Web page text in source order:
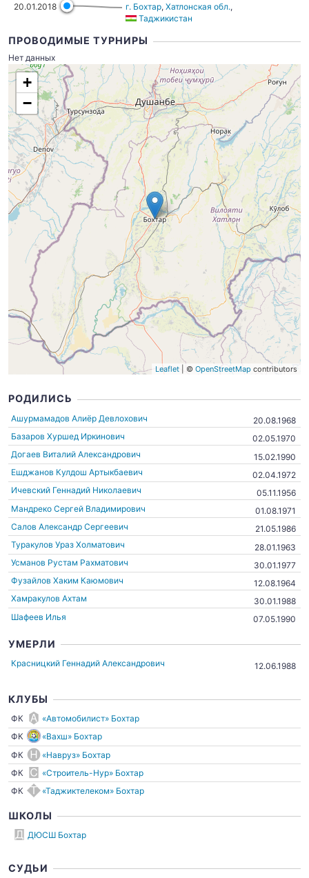
20.01.2018
г. Бохтар, Хатлонская обл.,
Таджикистан
ПРОВОДИМЫЕ ТУРНИРЫ
Нет данных
+
−
Leaflet | © OpenStreetMap contributors
РОДИЛИСЬ
Ашурмамадов Алиёр Девлохович
20.08.1968
Базаров Хуршед Иркинович
02.05.1970
Догаев Виталий Александрович
15.02.1990
Ешджанов Кулдош Артыкбаевич
02.04.1972
Ичевский Геннадий Николаевич
05.11.1956
Мандреко Сергей Владимирович
01.08.1971
Салов Александр Сергеевич
21.05.1986
Туракулов Ураз Холматович
28.01.1963
Усманов Рустам Рахматович
30.01.1977
Фузайлов Хаким Каюмович
12.08.1964
Хамракулов Ахтам
30.01.1988
Шафеев Илья
07.05.1990
УМЕРЛИ
Красницкий Геннадий Александрович 12.06.1988
КЛУБЫ
ФК
«Автомобилист» Бохтар
ФК
«Вахш» Бохтар
ФК
«Навруз» Бохтар
ФК
«Строитель-Нур» Бохтар
ФК
«Таджиктелеком» Бохтар
ШКОЛЫ
ДЮСШ Бохтар
СУДЬИ